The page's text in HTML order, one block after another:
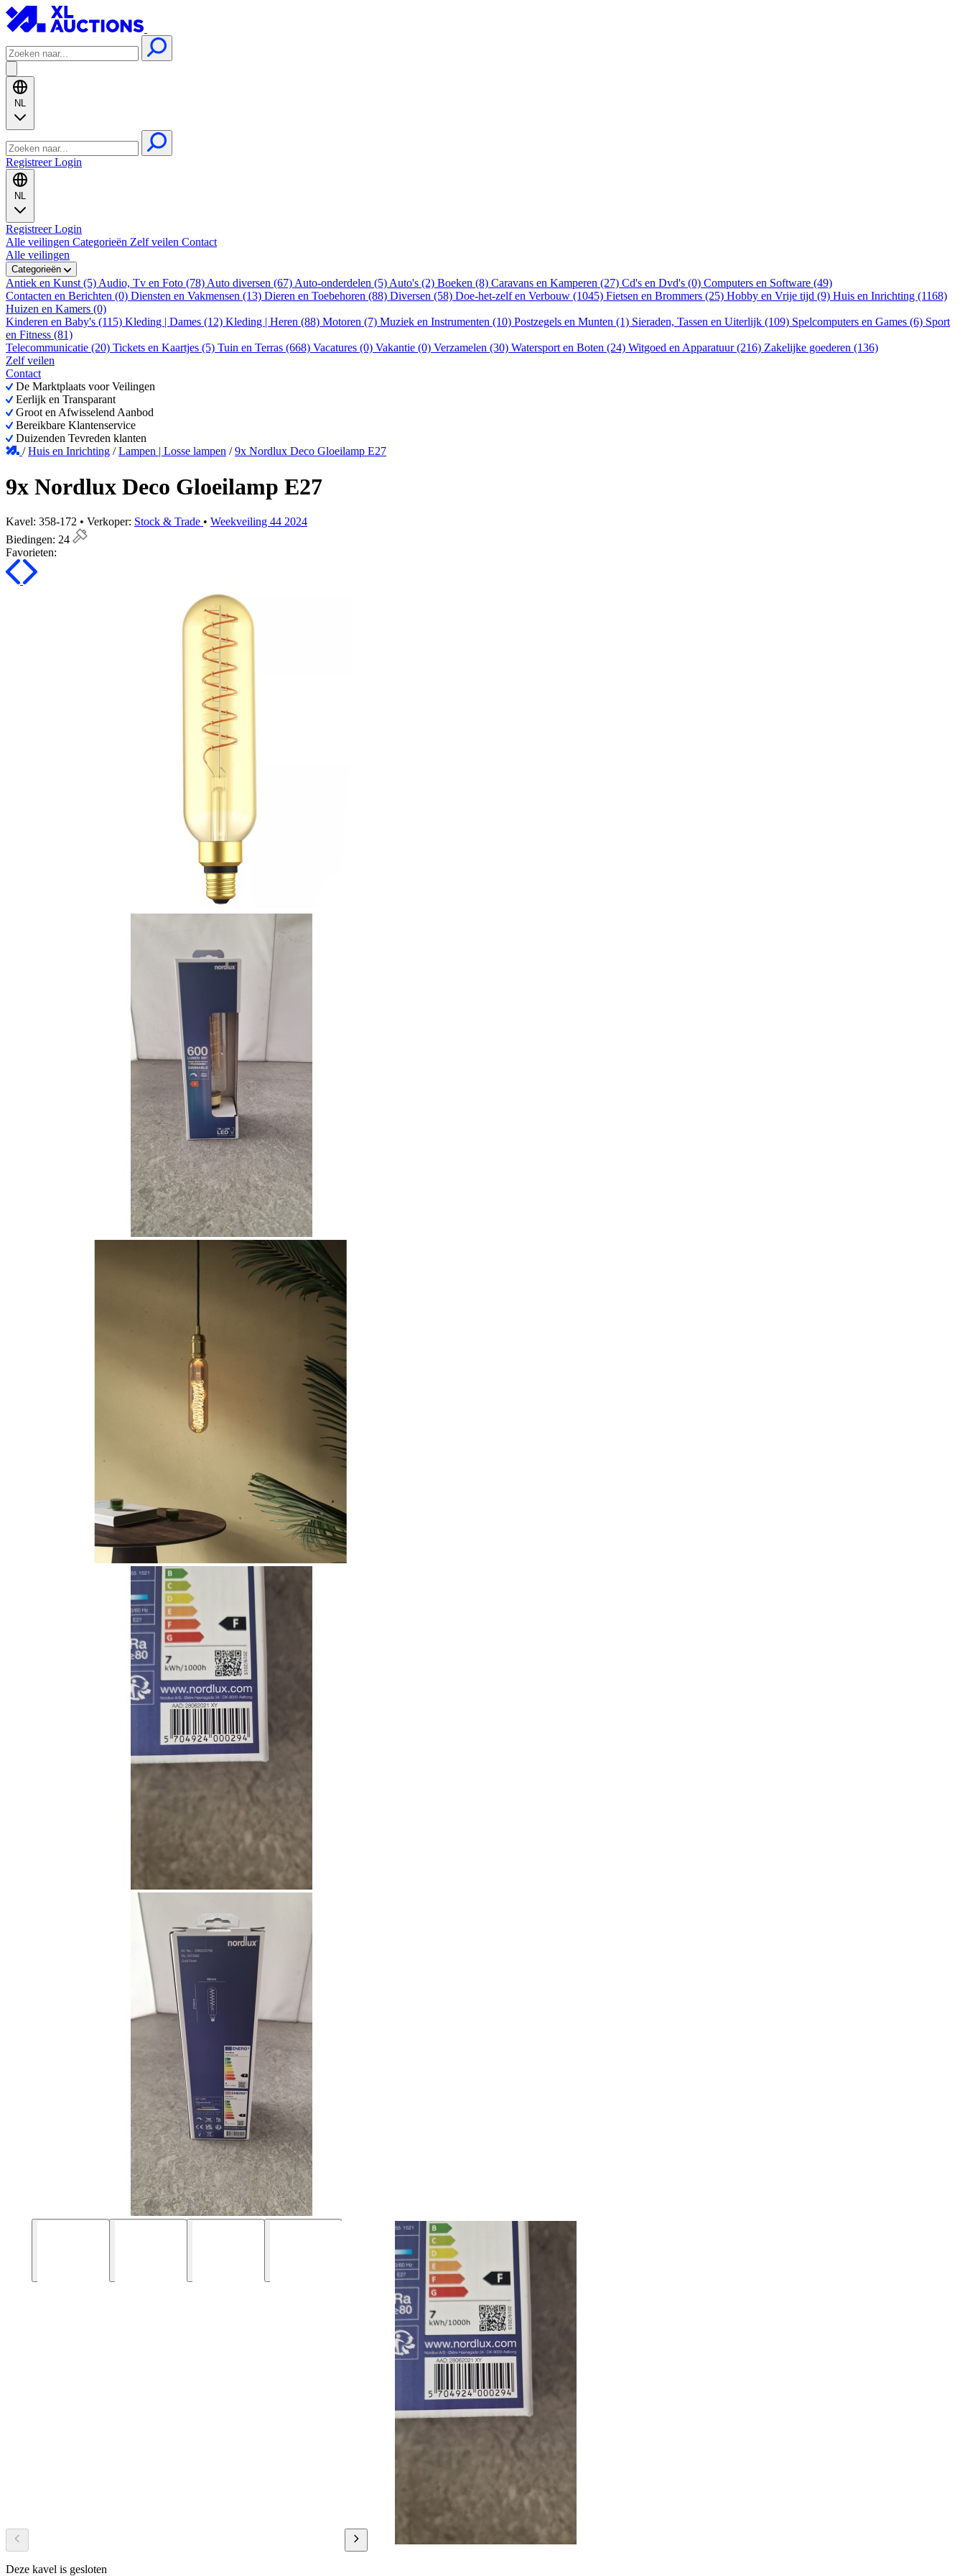
NL
RegistreerLogin
NL
RegistreerLogin
Alle veilingen Categorieën Zelf veilen Contact
Alle veilingen
Categorieën
Antiek en Kunst (5) Audio, Tv en Foto (78) Auto diversen (67) Auto-onderdelen (5) Auto's (2) Boeken (8) Caravans en Kamperen (27) Cd's en Dvd's (0) Computers en Software (49)
Contacten en Berichten (0) Diensten en Vakmensen (13) Dieren en Toebehoren (88) Diversen (58) Doe-het-zelf en Verbouw (1045) Fietsen en Brommers (25) Hobby en Vrije tijd (9) Huis en Inrichting (1168)
Huizen en Kamers (0)
Kinderen en Baby's (115) Kleding | Dames (12) Kleding | Heren (88) Motoren (7) Muziek en Instrumenten (10) Postzegels en Munten (1) Sieraden, Tassen en Uiterlijk (109) Spelcomputers en Games (6) Sport
en Fitness (81)
Telecommunicatie (20) Tickets en Kaartjes (5) Tuin en Terras (668) Vacatures (0) Vakantie (0) Verzamelen (30) Watersport en Boten (24) Witgoed en Apparatuur (216) Zakelijke goederen (136)
Zelf veilen
Contact
De Marktplaats voor Veilingen
Eerlijk en Transparant
Groot en Afwisselend Aanbod
Bereikbare Klantenservice
Duizenden Tevreden klanten
/Huis en Inrichting /Lampen | Losse lampen /9x Nordlux Deco Gloeilamp E27
9x Nordlux Deco Gloeilamp E27
Kavel: 358-172 • Verkoper: Stock & Trade • Weekveiling 44 2024
Biedingen: 24
Favorieten:
Deze kavel is gesloten